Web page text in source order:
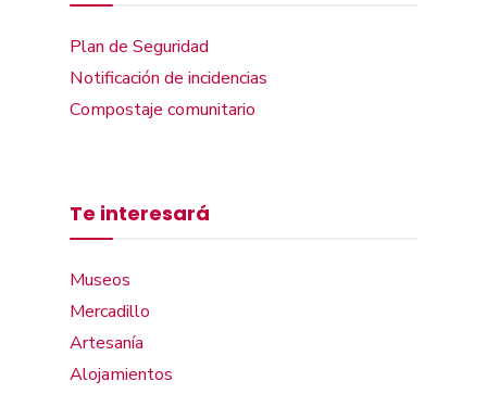
Plan de Seguridad
Notificación de incidencias
Compostaje comunitario
Te interesará
Museos
Mercadillo
Artesanía
Alojamientos